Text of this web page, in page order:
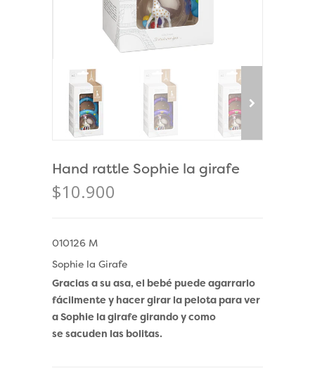
Hand rattle Sophie la girafe
$10.900
010126 M
Sophie la Girafe
Gracias a su asa, el bebé puede agarrarlo
fácilmente y hacer girar la pelota para ver
a Sophie la girafe girando y como
se sacuden las bolitas.